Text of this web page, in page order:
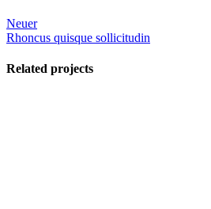
Neuer
Rhoncus quisque sollicitudin
Related projects